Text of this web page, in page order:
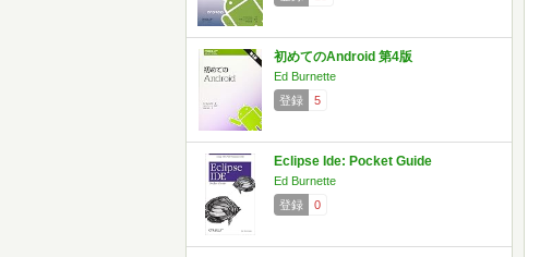
初めてのAndroid 第4版
Ed Burnette
登録
5
Eclipse Ide: Pocket Guide
Ed Burnette
登録
0